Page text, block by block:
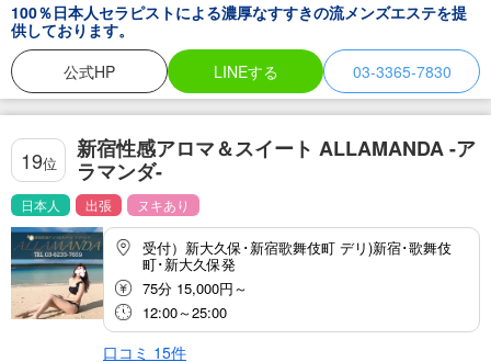
100％日本人セラピストによる濃厚なすすきの流メンズエステを提
供しております。
公式HP
LINEする 03-3365-7830
19位
新宿性感アロマ＆スイート ALLAMANDA -ア
ラマンダ-
日本人 出張 ヌキあり
受付）新大久保･新宿歌舞伎町 デリ)新宿･歌舞伎
町･新大久保発
75分 15,000円～
12:00～25:00
口コミ 15件